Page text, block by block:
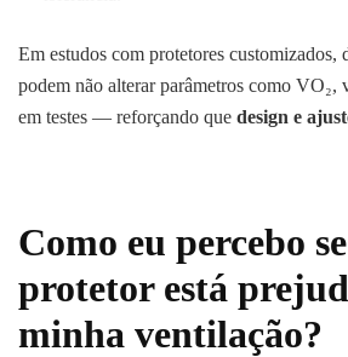
Em estudos com protetores customizados,
podem não alterar parâmetros como VO₂,
em testes — reforçando que design e
Como eu percebo
protetor está
minha ventilação?